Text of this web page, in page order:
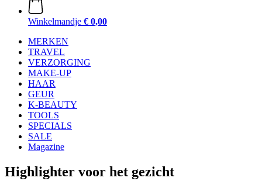
Winkelmandje € 0,00
MERKEN
TRAVEL
VERZORGING
MAKE-UP
HAAR
GEUR
K-BEAUTY
TOOLS
SPECIALS
SALE
Magazine
Highlighter voor het gezicht